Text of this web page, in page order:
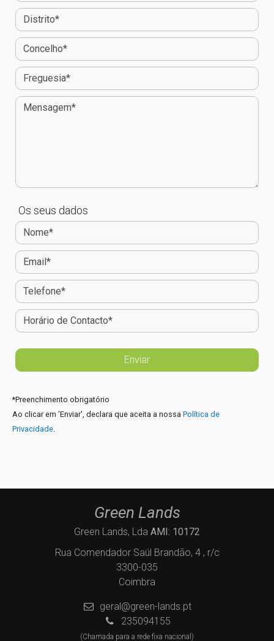
Os seus dados
*Preenchimento obrigatório
Ao clicar em 'Enviar', declara que aceita a nossa Política de
Privacidade
Green Lands
Green Lands, Lda AMI: 10172
Rua Comendador Saúl Brandão, 4 , r/c
3300-035
Coimbra
geral@green-lands.pt
235094155
(Chamada para a rede fixa nacional)